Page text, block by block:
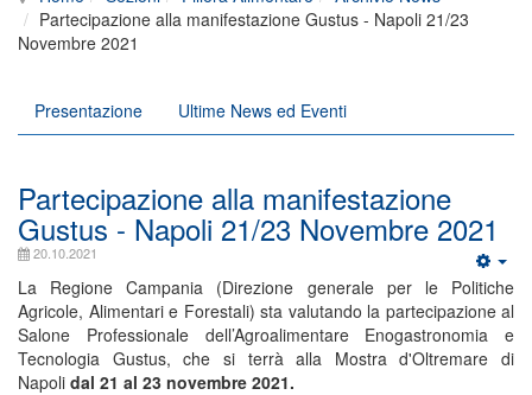
Partecipazione alla manifestazione Gustus - Napoli 21/23
Novembre 2021
Presentazione Ultime News ed Eventi
Partecipazione alla manifestazione
Gustus - Napoli 21/23 Novembre 2021
20.10.2021
La Regione Campania (Direzione generale per le Politiche
Agricole, Alimentari e Forestali) sta valutando la partecipazione al
Salone Professionale dell’Agroalimentare Enogastronomia e
Tecnologia Gustus, che si terrà alla Mostra d'Oltremare di
Napoli dal 21 al 23 novembre 2021.